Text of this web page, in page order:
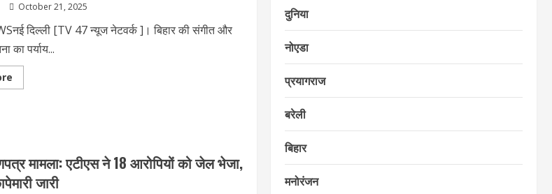
के
के
बड़े
दावे
October 21, 2025
दिल्‍ली [TV 47 न्‍यूज नेटवर्क ]। बिहार की संगीत और
का पर्याय...
Read
more
जानते
कि
मामला: एटीएस ने 18 आरोपियों को जेल भेजा,
जारी
दुनिया
नोएडा
प्रयागराज
बरेली
बिहार
मनोरंजन